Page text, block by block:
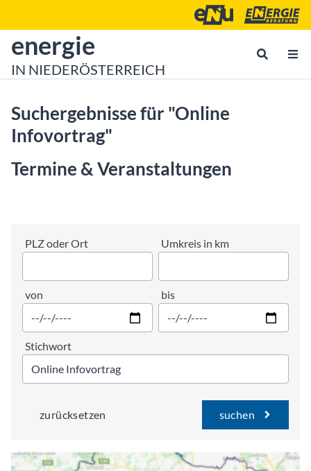
Energie- und
zur Startseite von
energie
IN NIEDERÖSTERREICH
Suchergebnisse für "Online
Infovortrag"
Termine & Veranstaltungen
PLZ oder Ort
Umkreis in km
von bis
Stichwort
zurücksetzen suchen